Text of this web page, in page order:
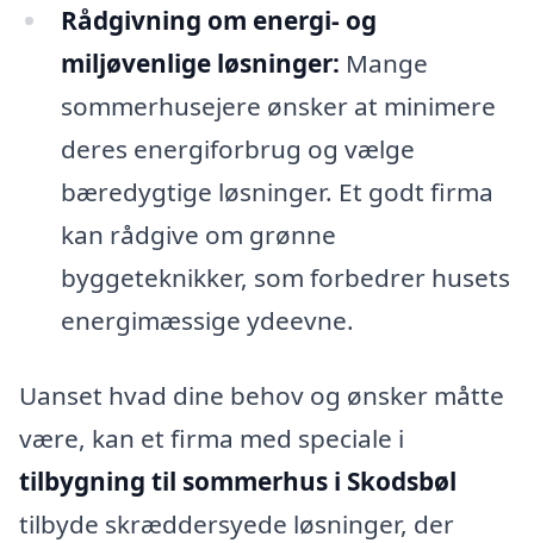
Rådgivning om energi- og
miljøvenlige løsninger: Mange
sommerhusejere ønsker at minimere
deres energiforbrug og vælge
bæredygtige løsninger. Et godt firma
kan rådgive om grønne
byggeteknikker, som forbedrer husets
energimæssige ydeevne.
Uanset hvad dine behov og ønsker måtte
være, kan et firma med speciale i
tilbygning til sommerhus i Skodsbøl
tilbyde skræddersyede løsninger, der